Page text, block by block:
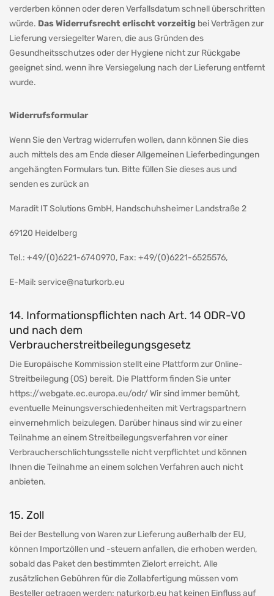
verderben können oder deren Verfallsdatum schnell überschritten
würde. Das Widerrufsrecht erlischt vorzeitig bei Verträgen zur
Lieferung versiegelter Waren, die aus Gründen des
Gesundheitsschutzes oder der Hygiene nicht zur Rückgabe
geeignet sind, wenn ihre Versiegelung nach der Lieferung entfernt
wurde.
Widerrufsformular
Wenn Sie den Vertrag widerrufen wollen, dann können Sie dies
auch mittels des am Ende dieser Allgemeinen Lieferbedingungen
angehängten Formulars tun. Bitte füllen Sie dieses aus und
senden es zurück an
Maradit IT Solutions GmbH, Handschuhsheimer Landstraße 2
69120 Heidelberg
Tel.: +49/(0)6221-6740970, Fax: +49/(0)6221-6525576,
E-Mail: service@naturkorb.eu
14. Informationspflichten nach Art. 14 ODR-VO
und nach dem
Verbraucherstreitbeilegungsgesetz
Die Europäische Kommission stellt eine Plattform zur Online-
Streitbeilegung (OS) bereit. Die Plattform finden Sie unter
https://webgate.ec.europa.eu/odr/ Wir sind immer bemüht,
eventuelle Meinungsverschiedenheiten mit Vertragspartnern
einvernehmlich beizulegen. Darüber hinaus sind wir zu einer
Teilnahme an einem Streitbeilegungsverfahren vor einer
Verbraucherschlichtungsstelle nicht verpflichtet und können
Ihnen die Teilnahme an einem solchen Verfahren auch nicht
anbieten.
15. Zoll
Bei der Bestellung von Waren zur Lieferung außerhalb der EU,
können Importzöllen und -steuern anfallen, die erhoben werden,
sobald das Paket den bestimmten Zielort erreicht. Alle
zusätzlichen Gebühren für die Zollabfertigung müssen vom
Besteller getragen werden; naturkorb.eu hat keinen Einfluss auf